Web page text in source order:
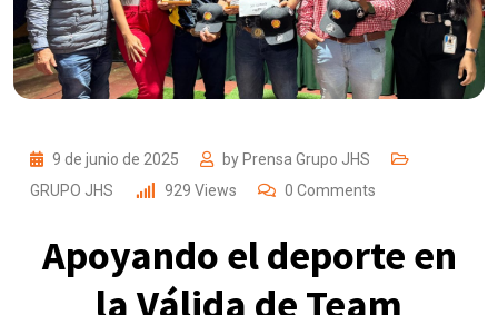
9 de junio de 2025 by Prensa Grupo JHS
GRUPO JHS
929 Views 0 Comments
Apoyando el deporte en
la Válida de Team